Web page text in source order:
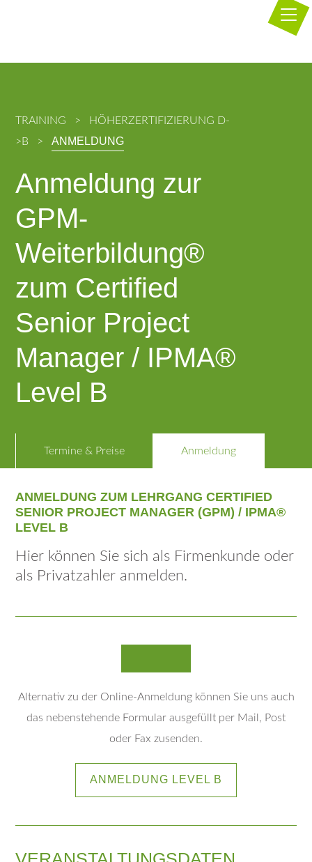
TRAINING
HÖHERZERTIFIZIERUNG D-
>B
ANMELDUNG
Anmeldung zur
GPM-
Weiterbildung®
zum Certified
Senior Project
Manager / IPMA®
Level B
Termine & Preise Anmeldung
ANMELDUNG ZUM LEHRGANG CERTIFIED
SENIOR PROJECT MANAGER (GPM) / IPMA®
LEVEL B
Hier können Sie sich als Firmenkunde oder
als Privatzahler anmelden.
Alternativ zu der Online-Anmeldung können Sie uns auch
das nebenstehende Formular ausgefüllt per Mail, Post
oder Fax zusenden.
ANMELDUNG LEVEL B